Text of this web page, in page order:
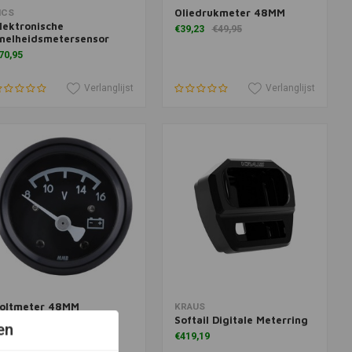
aan winkelwagen
Verlanglijst
Toevoegen aan winkelwagen
Oliedrukmeter 48MM
€39,23 €49,95
Verlanglijst
Meer informatie
48MM Toevoegen aan winkelwagen
KRAUS
Softail Digitale Meterring
€419,19